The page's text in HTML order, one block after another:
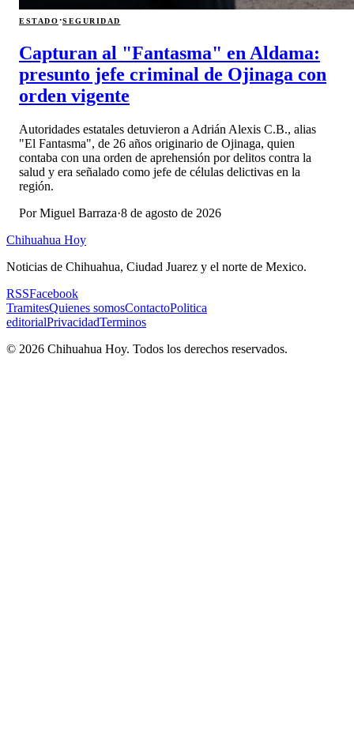
ESTADO·SEGURIDAD
Capturan al "Fantasma" en Aldama:
presunto jefe criminal de Ojinaga con
orden vigente
Autoridades estatales detuvieron a Adrián Alexis C.B., alias
"El Fantasma", de 26 años originario de Ojinaga, quien
contaba con una orden de aprehensión por delitos contra la
salud y era señalado como jefe de células delictivas en la
región.
PorMiguel Barraza·8 de agosto de 2026
Chihuahua Hoy
Noticias de Chihuahua, Ciudad Juarez y el norte de Mexico.
RSSFacebook
TramitesQuienes somosContactoPolitica
editorialPrivacidadTerminos
© 2026 Chihuahua Hoy. Todos los derechos reservados.